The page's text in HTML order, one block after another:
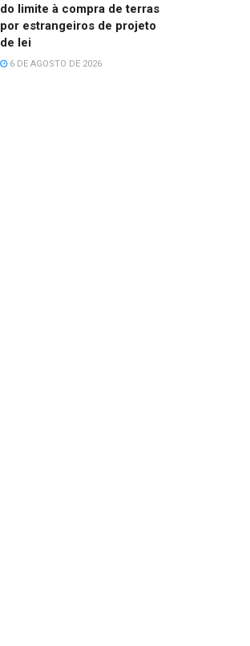
do limite à compra de terras
por estrangeiros de projeto
de lei
6 DE AGOSTO DE 2026